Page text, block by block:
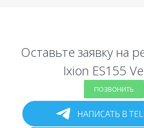
Оставьте заявку на
Ixion ES155
ПОЗВОНИТЬ